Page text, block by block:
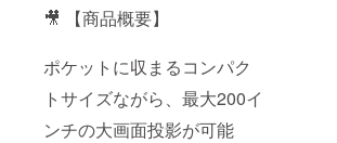
🎥 【商品概要】
ポケットに収まるコンパク
トサイズながら、最大200イ
ンチの大画面投影が可能